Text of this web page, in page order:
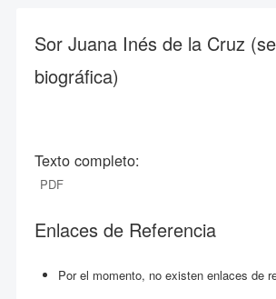
Sor Juana Inés de la Cruz
biográfica)
Texto completo:
PDF
Enlaces de Referencia
Por el momento, no existen enlaces de